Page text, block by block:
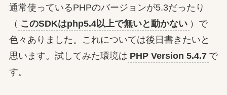
通常使っているPHPのバージョンが5.3だったり
（ このSDKはphp5.4以上で無いと動かない ）で
色々ありました。これについては後日書きたいと
思います。試してみた環境は PHP Version 5.4.7 で
す。